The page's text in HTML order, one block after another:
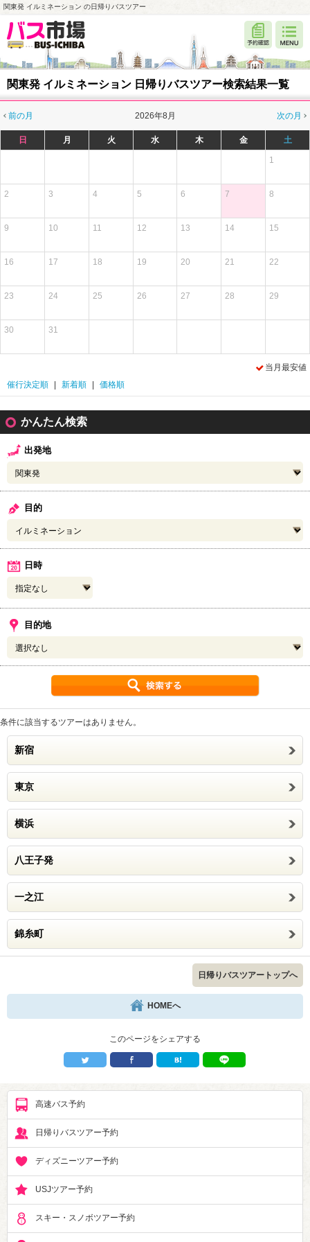
関東発 イルミネーション の日帰りバスツアー
関東発 イルミネーション 日帰りバスツアー検索結果一覧
前の月 次の月
2026年8月
日 月 火 水 木 金 土
1
2 3 4 5 6 7 8
9 10 11 12 13 14 15
16 17 18 19 20 21 22
23 24 25 26 27 28 29
30 31
当月最安値
催行決定順
新着順 価格順
かんたん検索
出発地
目的
日時
目的地
条件に該当するツアーはありません。
新宿
東京
横浜
八王子発
一之江
錦糸町
日帰りバスツアートップへ
HOMEへ
このページをシェアする
高速バス予約
日帰りバスツアー予約
ディズニーツアー予約
USJツアー予約
スキー・スノボツアー予約